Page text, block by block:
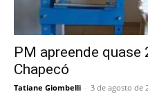
PM apreende quase
Chapecó
Tatiane Giombelli - 3 de agosto de